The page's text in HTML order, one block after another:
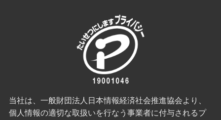
当社は、一般財団法人日本情報経済社会推進協会より、
個人情報の適切な取扱いを行なう事業者に付与されるプ